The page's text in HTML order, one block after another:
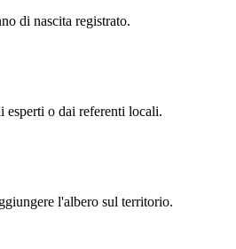
di nascita registrato.
esperti o dai referenti locali.
l'albero sul territorio.